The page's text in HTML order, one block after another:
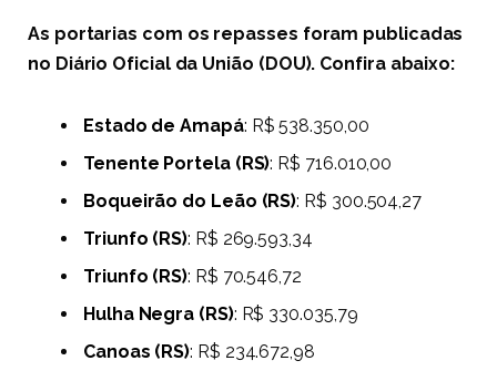
As portarias com os repasses foram publicadas
no Diário Oficial da União (DOU). Confira abaixo:
Estado de Amapá: R$ 538.350,00
Tenente Portela (RS): R$ 716.010,00
Boqueirão do Leão (RS): R$ 300.504,27
Triunfo (RS): R$ 269.593,34
Triunfo (RS): R$ 70.546,72
Hulha Negra (RS): R$ 330.035,79
Canoas (RS): R$ 234.672,98